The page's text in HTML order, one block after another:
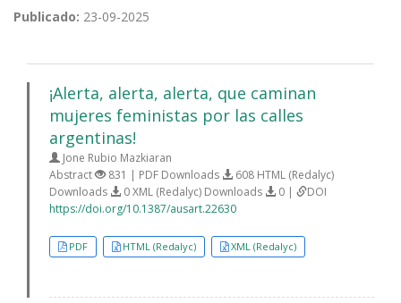
Publicado: 23-09-2025
¡Alerta, alerta, alerta, que caminan
mujeres feministas por las calles
argentinas!
Jone Rubio Mazkiaran
Abstract
831 | PDF Downloads
608 HTML (Redalyc)
Downloads
0 XML (Redalyc) Downloads 0 |
DOI
https://doi.org/10.1387/ausart.22630
PDF HTML (Redalyc) XML (Redalyc)